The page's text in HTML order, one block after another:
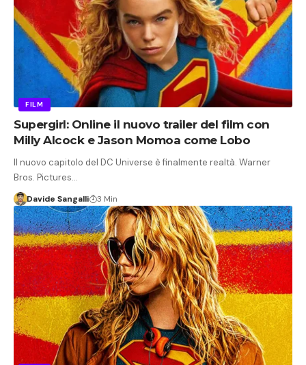
FILM
Supergirl: Online il nuovo trailer del film con
Milly Alcock e Jason Momoa come Lobo
Il nuovo capitolo del DC Universe è finalmente realtà. Warner
Bros. Pictures…
Davide Sangalli 3 Min